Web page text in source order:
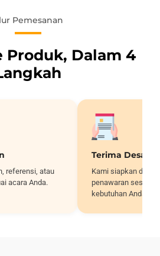
Pemesanan
Produk, Dalam 4
referensi, atau
acara Anda.
Terima Desain
Kami siapkan
penawaran sesuai
kebutuhan Anda.